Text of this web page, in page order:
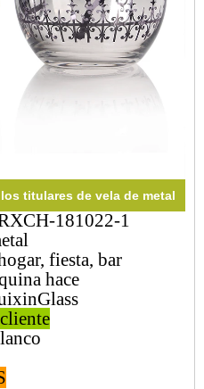
titulares de vela de metal
181022-1
fiesta, bar
hace